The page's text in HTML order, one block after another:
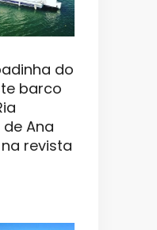
do
barco
Ana
revista